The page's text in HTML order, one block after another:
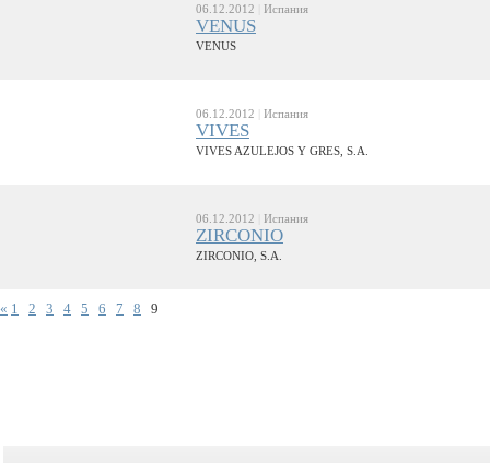
06.12.2012 Испания
VENUS
VENUS
06.12.2012 Испания
VIVES
VIVES AZULEJOS Y GRES, S.A.
06.12.2012 Испания
ZIRCONIO
ZIRCONIO, S.A.
« 1 2 3 4 5 6 7 8 9